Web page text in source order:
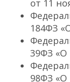
от 11
184­ФЗ
39­ФЗ «О
98­ФЗ «О